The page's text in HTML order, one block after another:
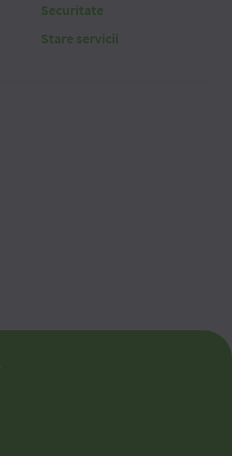
Securitate
Stare servicii